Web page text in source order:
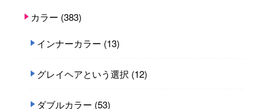
カラー (383)
インナーカラー (13)
グレイヘアという選択 (12)
ダブルカラー (53)